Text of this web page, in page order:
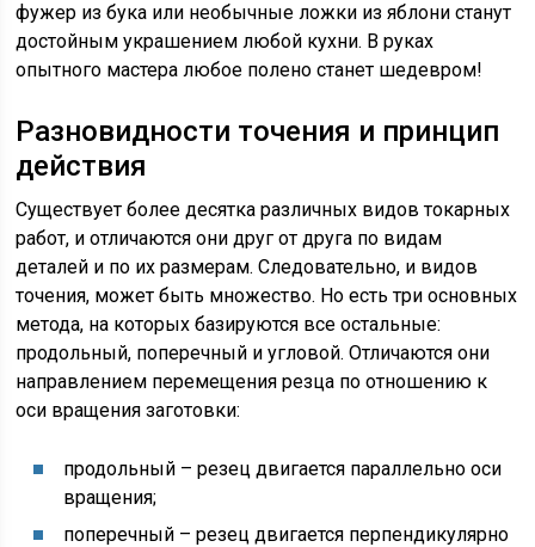
фужер из бука или необычные ложки из яблони станут
достойным украшением любой кухни. В руках
опытного мастера любое полено станет шедевром!
Разновидности точения и принцип
действия
Существует более десятка различных видов токарных
работ, и отличаются они друг от друга по видам
деталей и по их размерам. Следовательно, и видов
точения, может быть множество. Но есть три основных
метода, на которых базируются все остальные:
продольный, поперечный и угловой. Отличаются они
направлением перемещения резца по отношению к
оси вращения заготовки:
продольный – резец двигается параллельно оси
вращения;
поперечный – резец двигается перпендикулярно